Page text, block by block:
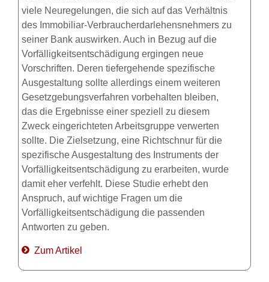
viele Neuregelungen, die sich auf das Verhältnis
des Immobiliar-Verbraucherdarlehensnehmers zu
seiner Bank auswirken. Auch in Bezug auf die
Vorfälligkeitsentschädigung ergingen neue
Vorschriften. Deren tiefergehende spezifische
Ausgestaltung sollte allerdings einem weiteren
Gesetzgebungsverfahren vorbehalten bleiben,
das die Ergebnisse einer speziell zu diesem
Zweck eingerichteten Arbeitsgruppe verwerten
sollte. Die Zielsetzung, eine Richtschnur für die
spezifische Ausgestaltung des Instruments der
Vorfälligkeitsentschädigung zu erarbeiten, wurde
damit eher verfehlt. Diese Studie erhebt den
Anspruch, auf wichtige Fragen um die
Vorfälligkeitsentschädigung die passenden
Antworten zu geben.
Zum Artikel